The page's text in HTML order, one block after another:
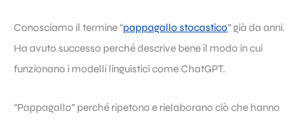
Conosciamo il termine “pappagallo stocastico” già da anni.
Ha avuto successo perché descrive bene il modo in cui
funzionano i modelli linguistici come ChatGPT.
“Pappagallo” perché ripetono e rielaborano ciò che hanno